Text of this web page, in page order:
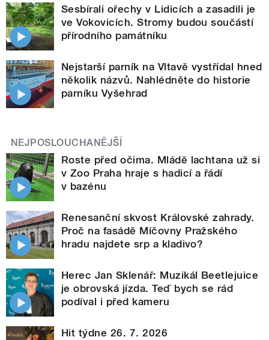
Sesbírali ořechy v Lidicích a zasadili je
ve Vokovicích. Stromy budou součástí
přírodního památníku
Nejstarší parník na Vltavě vystřídal hned
několik názvů. Nahlédněte do historie
parníku Vyšehrad
NEJPOSLOUCHANĚJŠÍ
Roste před očima. Mládě lachtana už si
v Zoo Praha hraje s hadicí a řádí
v bazénu
Renesanční skvost Královské zahrady.
Proč na fasádě Míčovny Pražského
hradu najdete srp a kladivo?
Herec Jan Sklenář: Muzikál Beetlejuice
je obrovská jízda. Teď bych se rád
podíval i před kameru
Hit týdne 26. 7. 2026